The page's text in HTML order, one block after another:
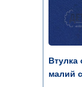
Втулка
малий